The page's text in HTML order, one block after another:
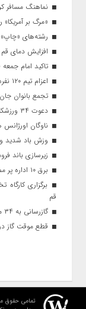
نماهنگ مسافر
«مرگ بر
رشته‌های
افزایش دمای قم
تاکید امام
اعزام تیم ۱۲۰ نفره هلال‌احمر قم به کربلا
تجمع بانوان
دعوت ۳۴ ورزشکار به اردوهای تیم ملی
ناوگان
وزش باد شدید
زیرسازی باند
برق ۱۰ اداره پر مصرف در قم قطع شد
برگزاری
قم
گازرسانی به ۳۴ موکب در قم طی یک ماه گذشته
قطع موقت گاز
تمامی حقوق